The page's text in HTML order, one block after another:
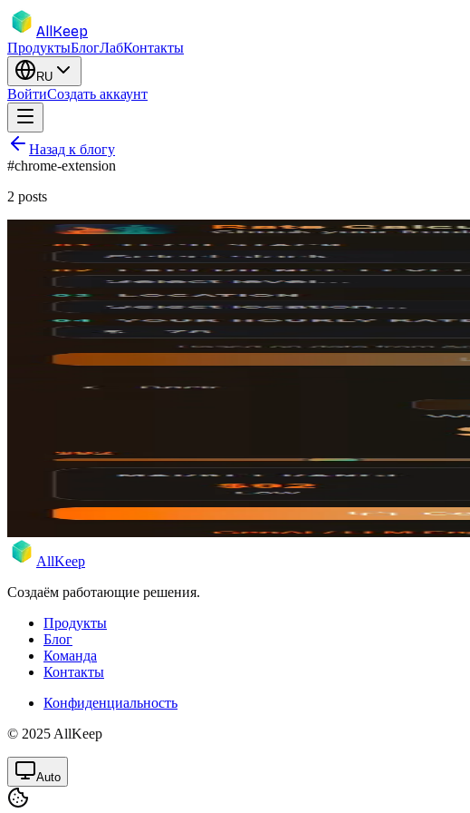
AllKeep
ПродуктыБлогЛабКонтакты
RU
ВойтиСоздать аккаунт
Назад к блогу
#chrome-extension
2 posts
chrome-extensionreacttypescript vite
Создание Chrome Extension с React,
Пошаговое руководство по созданию и публикации Chrome
product-launchchrome-extensionfreelance
Запуск Rate Calculator: Узнай свою реальную
Мы создали бесплатное Chrome расширение, которое помогает
25 нояб. 2024 г.
AllKeep
Создаём работающие решения.
Продукты
Блог
Команда
Контакты
Конфиденциальность
© 2025 AllKeep
Auto